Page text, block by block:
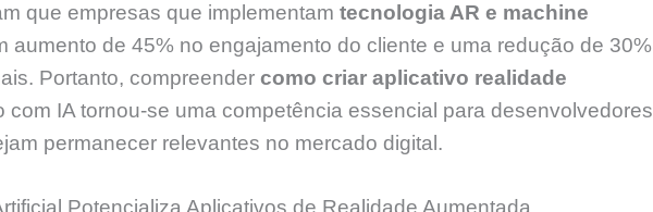
que empresas que implementam tecnologia AR e machine
aumento de 45% no engajamento do cliente e uma redução de 30%
Portanto, compreender como criar aplicativo realidade
com IA tornou-se uma competência essencial para desenvolvedores
permanecer relevantes no mercado digital.
Potencializa Aplicativos de Realidade Aumentada